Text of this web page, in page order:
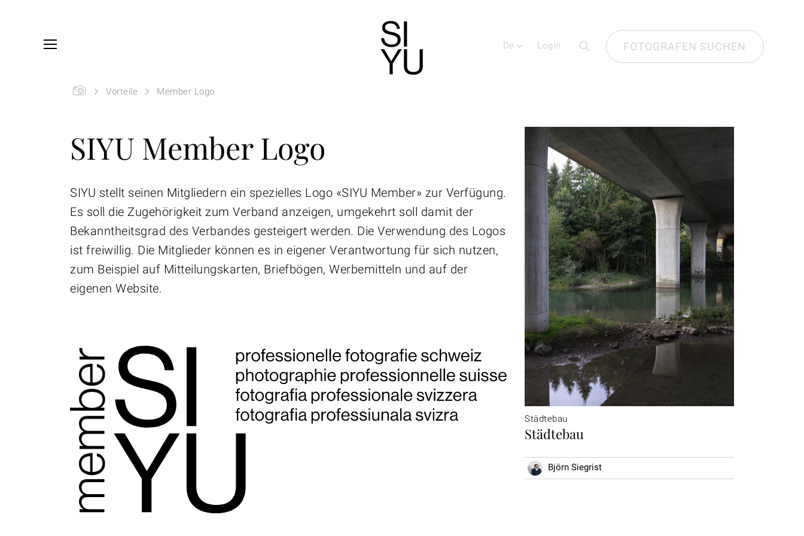
FOTOGRAFEN SUCHEN
Login
De
You are here:
StartseiteVorteile Member Logo
SIYU Member Logo
SIYU stellt seinen Mitgliedern ein spezielles Logo «SIYU Member» zur Verfügung.
Es soll die Zugehörigkeit zum Verband anzeigen, umgekehrt soll damit der
Bekanntheitsgrad des Verbandes gesteigert werden. Die Verwendung des Logos
ist freiwillig. Die Mitglieder können es in eigener Verantwortung für sich nutzen,
zum Beispiel auf Mitteilungskarten, Briefbögen, Werbemitteln und auf der
eigenen Website.
Städtebau
Städtebau
Björn Siegrist